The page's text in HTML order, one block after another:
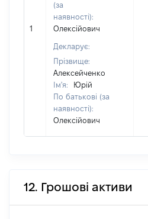
1
(за
наявності):
Олексійович
Декларує:
Прізвище:
Алексейченко
Ім'я:
Юрій
По батькові (за
наявності):
Олексійович
12. Грошові активи